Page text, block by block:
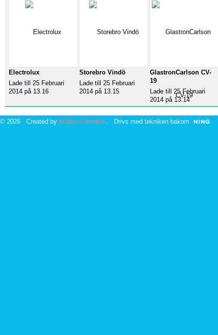
Electrolux
Lade till 25 Februari
2014 på 13.16
Storebro Vindö
Lade till 25 Februari
2014 på 13.15
GlastronCarlson CV-
19
Lade till 25 Februari
2014 på 13.14
© 2026 Created by Anders Værnéus . Drivs med tekniken bakom